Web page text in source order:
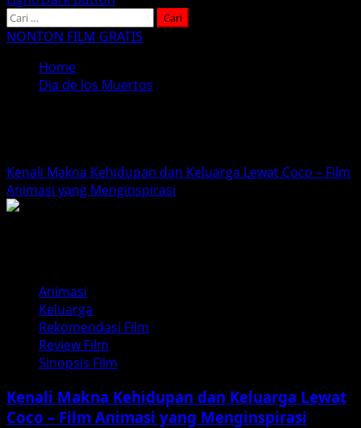
Cari
untuk:
NONTON FILM GRATIS
Home
Dia de los Muertos
Kenali Makna Kehidupan dan Keluarga Lewat Coco – Film
Animasi yang Menginspirasi
Animasi
Keluarga
Rekomendasi Film
Review Film
Sinopsis Film
Kenali Makna Kehidupan dan Keluarga Lewat
Coco – Film Animasi yang Menginspirasi